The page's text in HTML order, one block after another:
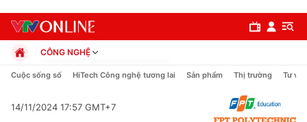
CÔNG NGHỆ
Chính trị
Pháp luật
Cuộc sống số HiTech Công nghệ tương lai Sản phẩm Thị trường Tư vấn
14/11/2024 17:57 GMT+7